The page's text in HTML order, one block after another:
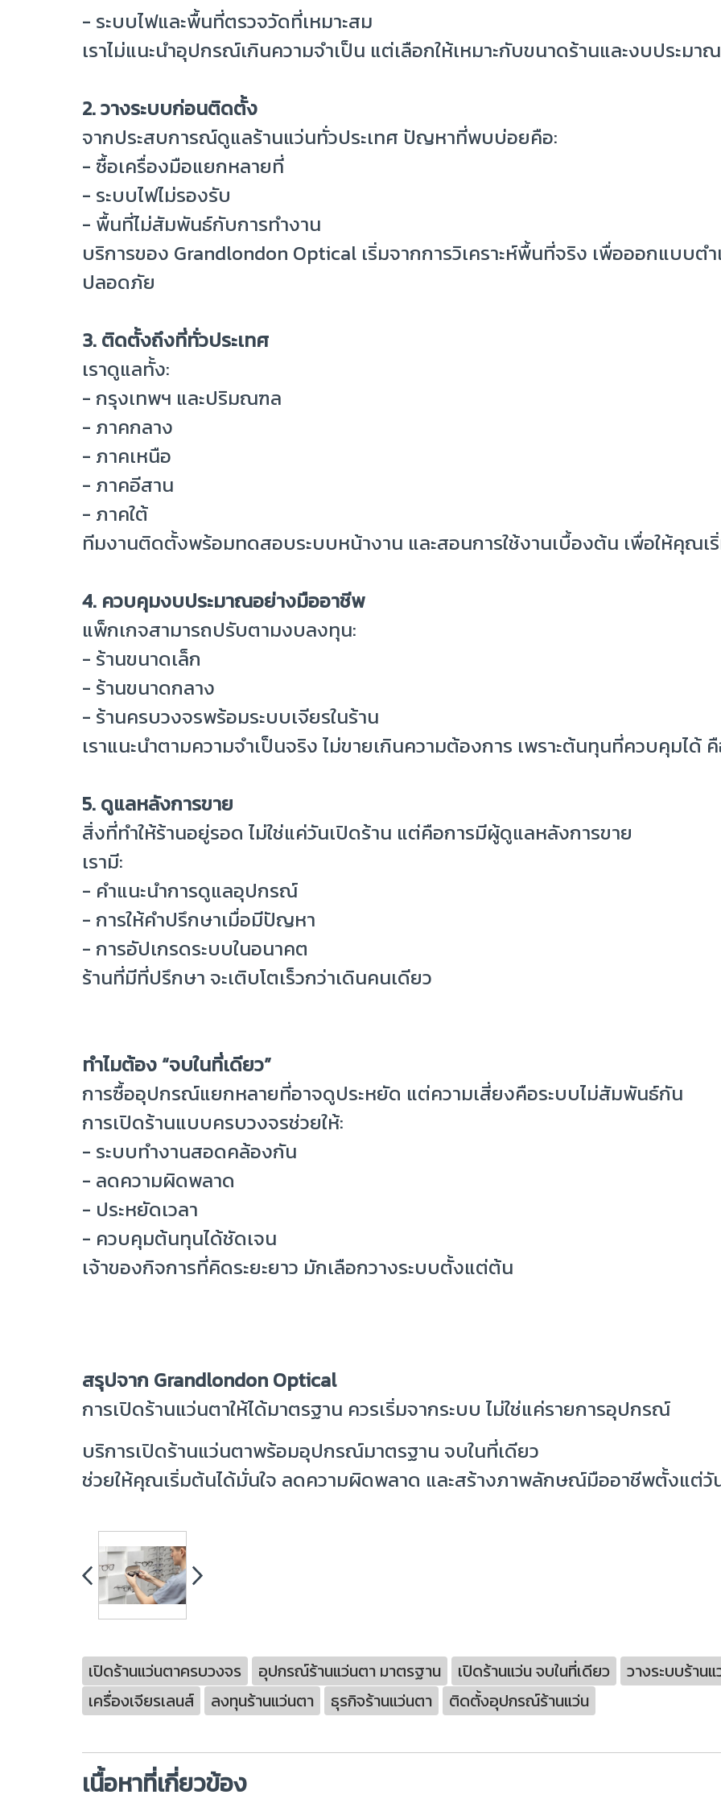
- ระบบไฟและพื้นที่ตรวจวัดที่เหมาะสม
เราไม่แนะนำอุปกรณ์เกินความจำเป็น แต่เลือกให้เหมาะกับขนาดร้านและงบประมา
2. วางระบบก่อนติดตั้ง
จากประสบการณ์ดูแลร้านแว่นทั่วประเทศ ปัญหาที่พบบ่อยคือ:
- ซื้อเครื่องมือแยกหลายที่
- ระบบไฟไม่รองรับ
- พื้นที่ไม่สัมพันธ์กับการทำงาน
บริการของ Grandlondon Optical เริ่มจากการวิเคราะห์พื้นที่จริง เพื่อออกแบบต
ปลอดภัย
3. ติดตั้งถึงที่ทั่วประเทศ
เราดูแลทั้ง:
- กรุงเทพฯ และปริมณฑล
- ภาคกลาง
- ภาคเหนือ
- ภาคอีสาน
- ภาคใต้
ทีมงานติดตั้งพร้อมทดสอบระบบหน้างาน และสอนการใช้งานเบื้องต้น เพื่อให้คุณเ
4. ควบคุมงบประมาณอย่างมืออาชีพ
แพ็กเกจสามารถปรับตามงบลงทุน:
- ร้านขนาดเล็ก
- ร้านขนาดกลาง
- ร้านครบวงจรพร้อมระบบเจียรในร้าน
เราแนะนำตามความจำเป็นจริง ไม่ขายเกินความต้องการ เพราะต้นทุนที่ควบคุมได้
5. ดูแลหลังการขาย
สิ่งที่ทำให้ร้านอยู่รอด ไม่ใช่แค่วันเปิดร้าน แต่คือการมีผู้ดูแลหลังการขาย
เรามี:
- คำแนะนำการดูแลอุปกรณ์
- การให้คำปรึกษาเมื่อมีปัญหา
- การอัปเกรดระบบในอนาคต
ร้านที่มีที่ปรึกษา จะเติบโตเร็วกว่าเดินคนเดียว
ทำไมต้อง “จบในที่เดียว”
การซื้ออุปกรณ์แยกหลายที่อาจดูประหยัด แต่ความเสี่ยงคือระบบไม่สัมพันธ์กัน
การเปิดร้านแบบครบวงจรช่วยให้:
- ระบบทำงานสอดคล้องกัน
- ลดความผิดพลาด
- ประหยัดเวลา
- ควบคุมต้นทุนได้ชัดเจน
เจ้าของกิจการที่คิดระยะยาว มักเลือกวางระบบตั้งแต่ต้น
สรุปจาก Grandlondon Optical
การเปิดร้านแว่นตาให้ได้มาตรฐาน ควรเริ่มจากระบบ ไม่ใช่แค่รายการอุปกรณ์
บริการเปิดร้านแว่นตาพร้อมอุปกรณ์มาตรฐาน จบในที่เดียว
ช่วยให้คุณเริ่มต้นได้มั่นใจ ลดความผิดพลาด และสร้างภาพลักษณ์มืออาชีพตั้งแต่วั
เปิดร้านแว่นตาครบวงจร อุปกรณ์ร้านแว่นตา มาตรฐาน เปิดร้านแว่น จบในที่เดียว วางระบบร้าน
เครื่องเจียรเลนส์
ลงทุนร้านแว่นตา ธุรกิจร้านแว่นตา ติดตั้งอุปกรณ์ร้านแว่น
เนื้อหาที่เกี่ยวข้อง